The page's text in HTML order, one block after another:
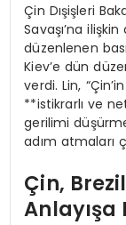
Çin Dışişleri
Savaşı’na
düzenlenen
Kiev’e dün
verdi. Lin,
**istikrarlı ve
gerilimi
adım atmaları
Çin,
Anlayışa